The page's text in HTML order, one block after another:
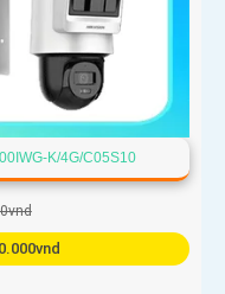
K/4G/C05S10